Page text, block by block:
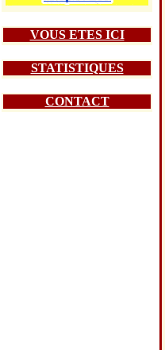
VOUS ETES ICI
STATISTIQUES
CONTACT